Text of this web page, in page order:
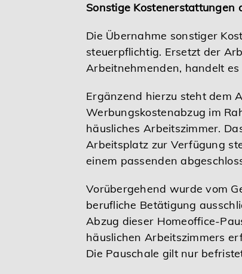
Sonstige
Die Übernahme sonstiger
steuerpflichtig. Ersetzt der
Arbeitnehmenden, handelt
Ergänzend hierzu steht dem
Werbungskostenabzug im
häusliches Arbeitszimmer.
Arbeitsplatz zur Verfügung
einem passenden
Vorübergehend wurde vom
berufliche Betätigung
Abzug dieser Homeoffice-
häuslichen Arbeitszimmers
Die Pauschale gilt nur